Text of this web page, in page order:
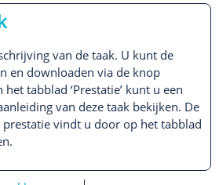
van de taak. U kunt de
en downloaden via de knop
het tabblad ‘Prestatie’ kunt u een
van deze taak bekijken. De
vindt u door op het tabblad